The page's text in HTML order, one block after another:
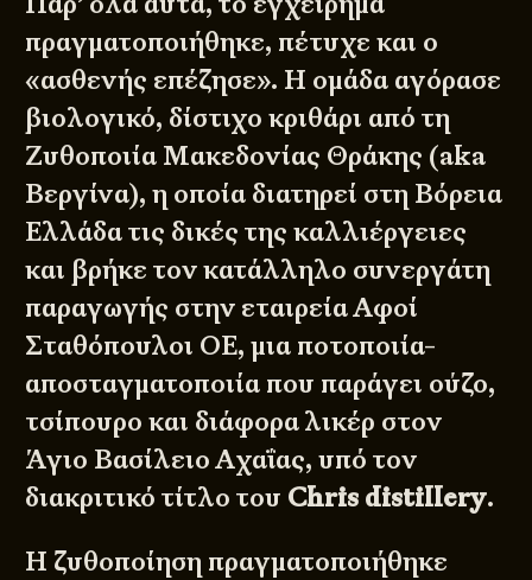
πραγματοποιήθηκε, πέτυχε και ο
«ασθενής επέζησε». Η ομάδα αγόρασε
βιολογικό, δίστιχο κριθάρι από τη
Ζυθοποιία Μακεδονίας Θράκης (aka
Βεργίνα), η οποία διατηρεί στη Βόρεια
Ελλάδα τις δικές της καλλιέργειες
και βρήκε τον κατάλληλο συνεργάτη
παραγωγής στην εταιρεία Αφοί
Σταθόπουλοι ΟΕ, μια ποτοποιία-
αποσταγματοποιία που παράγει ούζο,
τσίπουρο και διάφορα λικέρ στον
Άγιο Βασίλειο Αχαΐας, υπό τον
διακριτικό τίτλο του Chris distillery.
Η ζυθοποίηση πραγματοποιήθηκε